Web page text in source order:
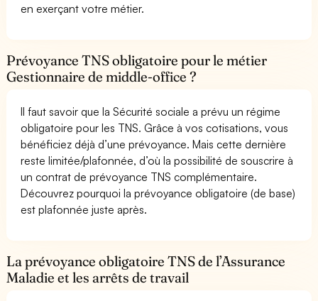
en exerçant votre métier.
Prévoyance TNS obligatoire pour le métier
Gestionnaire de middle-office ?
Il faut savoir que la Sécurité sociale a prévu un régime
obligatoire pour les TNS. Grâce à vos cotisations, vous
bénéficiez déjà d’une prévoyance. Mais cette dernière
reste limitée/plafonnée, d’où la possibilité de souscrire à
un contrat de prévoyance TNS complémentaire.
Découvrez pourquoi la prévoyance obligatoire (de base)
est plafonnée juste après.
La prévoyance obligatoire TNS de l’Assurance
Maladie et les arrêts de travail